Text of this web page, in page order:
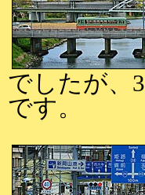
でしたが、
です。